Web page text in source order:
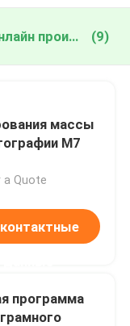
gas chromatography device онлайн производство (9)
массы
M7
a Quote
контактные
программа